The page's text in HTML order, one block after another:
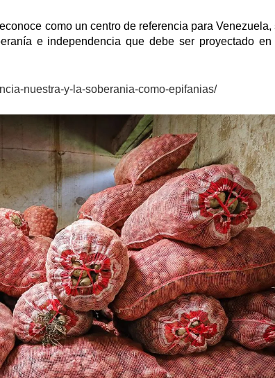
como un centro de referencia para Venezuela,
e independencia que debe ser proyectado
nuestra-y-la-soberania-como-epifanias/